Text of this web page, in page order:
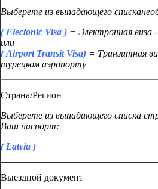
Выберете из выпадающего списка
( Electonic Visa ) = Электронная виза
или
( Airport Transit Visa) = Транзитная
турецком аэропорту
Страна/Регион
Выберете из выпадающего списка
Ваш паспорт:
( Latvia )
Выездной документ